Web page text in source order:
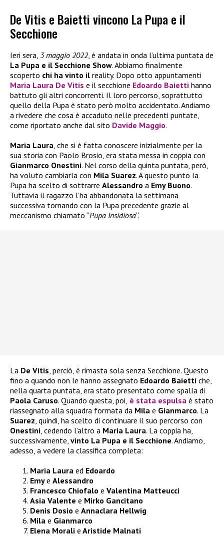
De Vitis e Baietti vincono La Pupa e il
Secchione
Ieri sera, 3 maggio 2022, è andata in onda l’ultima puntata de
La Pupa e il Secchione Show. Abbiamo finalmente
scoperto chi ha vinto il reality. Dopo otto appuntamenti
Maria Laura De Vitis e il secchione Edoardo Baietti hanno
battuto gli altri concorrenti. Il loro percorso, soprattutto
quello della Pupa è stato però molto accidentato. Andiamo
a rivedere che cosa è accaduto nelle precedenti puntate,
come riportato anche dal sito Davide Maggio.
Maria Laura , che si è fatta conoscere inizialmente per la
sua storia con Paolo Brosio, era stata messa in coppia con
Gianmarco Onestini. Nel corso della quinta puntata, però,
ha voluto cambiarla con Mila Suarez. A questo punto la
Pupa ha scelto di sottrarre Alessandro a Emy Buono.
Tuttavia il ragazzo l’ha abbandonata la settimana
successiva tornando con la Pupa precedente grazie al
meccanismo chiamato “Pupa Insidiosa“.
La De Vitis , perciò, è rimasta sola senza Secchione. Questo
fino a quando non le hanno assegnato Edoardo Baietti che,
nella quarta puntata, era stato presentato come spalla di
Paola Caruso. Quando questa, poi, è stata espulsa è stato
riassegnato alla squadra formata da Mila e Gianmarco. La
Suarez , quindi, ha scelto di continuare il suo percorso con
Onestini , cedendo l’altro a Maria Laura. La coppia ha,
successivamente, vinto La Pupa e il Secchione. Andiamo,
adesso, a vedere la classifica completa:
Maria Laura ed Edoardo
Emye Alessandro
Francesco Chiofalo e Valentina Matteucci
Asia Valente e Mirko Gancitano
Denis Dosio e Annaclara Hellwig
Mila e Gianmarco
Elena Morali e Aristide Malnati